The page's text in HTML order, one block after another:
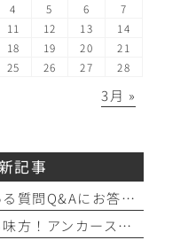
4 5 6
7
11 12 13
14
18 19 20
21
25 26 27 28
3月 »
記事
矯正相談でよくある質問Q&Aにお答えします！！！
矯正治療の頼れる味方！アンカースクリュー（ISA）ってどんなもの？